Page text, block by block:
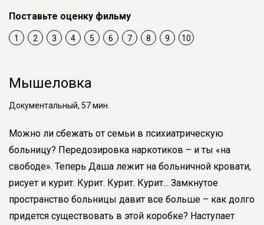
Поставьте оценку фильму
1 2 3 4 5 6 7 8 9 10
Мышеловка
Документальный, 57 мин.
Можно ли сбежать от семьи в психиатрическую
больницу? Передозировка наркотиков – и ты «на
свободе». Теперь Даша лежит на больничной кровати,
рисует и курит. Курит. Курит. Курит... Замкнутое
пространство больницы давит все больше – как долго
придется существовать в этой коробке? Наступает